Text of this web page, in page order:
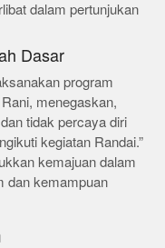
dalam pertunjukan
Dasar
program
menegaskan,
tidak percaya diri
kegiatan Randai.”
kemajuan dalam
dan kemampuan